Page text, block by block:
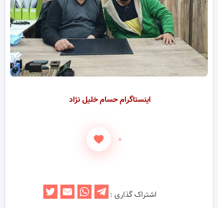
اینستاگرام حسام خلیل نژاد
۰
اشتراک گذاری :